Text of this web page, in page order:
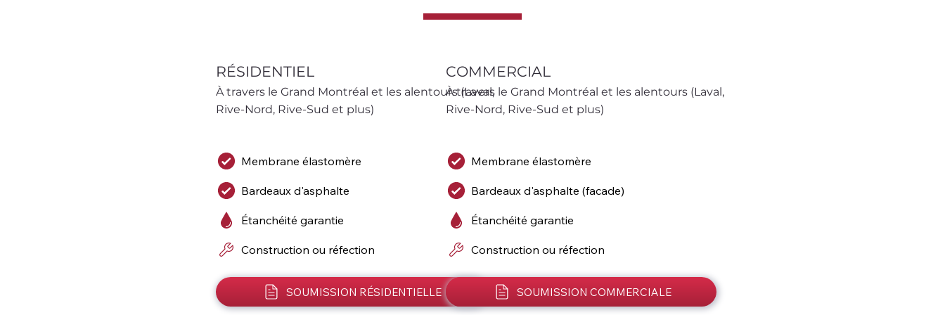
RÉSIDENTIEL
SOUMISSION RÉSIDENTIELLE
À travers le Grand Montréal et les alentours (Laval,
Rive-Nord, Rive-Sud et plus)
Membrane élastomère
Bardeaux d'asphalte
Étanchéité garantie
Construction ou réfection
COMMERCIAL
SOUMISSION COMMERCIALE
À travers le Grand Montréal et les alentours (Laval,
Rive-Nord, Rive-Sud et plus)
Membrane élastomère
Bardeaux d'asphalte (facade)
Étanchéité garantie
Construction ou réfection